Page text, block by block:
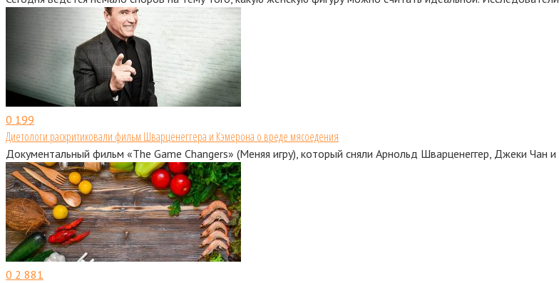
0 199
Диетологи раскритиковали фильм Шварценеггера и Кэмерона о вреде мясоедения
Документальный фильм «The Game Changers» (Меняя игру), который сняли Арнольд Шварценеггер, Джеки Чан и
0 2 881